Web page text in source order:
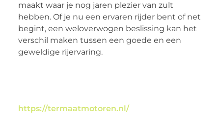
maakt waar je nog jaren plezier van zult
hebben. Of je nu een ervaren rijder bent of net
begint, een weloverwogen beslissing kan het
verschil maken tussen een goede en een
geweldige rijervaring.
https://termaatmotoren.nl/